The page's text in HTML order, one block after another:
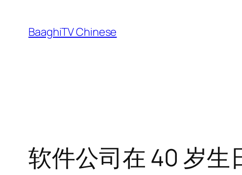
content
BaaghiTV Chinese
软件公司在 40 岁生